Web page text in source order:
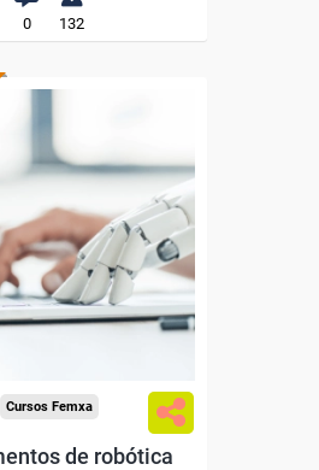
0 132
100%
subvencionada.
desempleados,
y autónomos.
Sector
Química.
Cursos Femxa
de robótica